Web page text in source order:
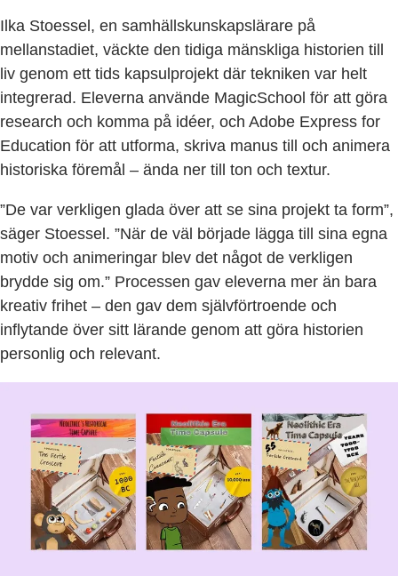
Ilka Stoessel, en samhällskunskapslärare på
mellanstadiet, väckte den tidiga mänskliga historien till
liv genom ett tids kapsulprojekt där tekniken var helt
integrerad. Eleverna använde MagicSchool för att göra
research och komma på idéer, och Adobe Express for
Education för att utforma, skriva manus till och animera
historiska föremål – ända ner till ton och textur.
”De var verkligen glada över att se sina projekt ta form”,
säger Stoessel. ”När de väl började lägga till sina egna
motiv och animeringar blev det något de verkligen
brydde sig om.” Processen gav eleverna mer än bara
kreativ frihet – den gav dem självförtroende och
inflytande över sitt lärande genom att göra historien
personlig och relevant.